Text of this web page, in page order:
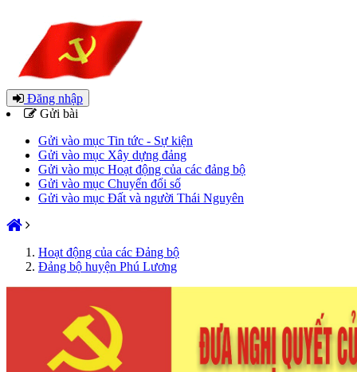
Đăng nhập
Gửi bài
Gửi vào mục Tin tức - Sự kiện
Gửi vào mục Xây dựng đảng
Gửi vào mục Hoạt động của các đảng bộ
Gửi vào mục Chuyển đổi số
Gửi vào mục Đất và người Thái Nguyên
Hoạt động của các Đảng bộ
Đảng bộ huyện Phú Lương